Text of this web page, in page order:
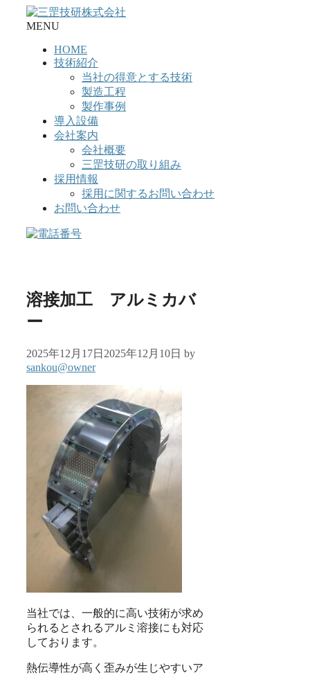
MENU
HOME
技術紹介
当社の得意とする技術
製造工程
製作事例
導入設備
会社案内
会社概要
三罡技研の取り組み
採用情報
採用に関するお問い合わせ
お問い合わせ
溶接加工 アルミカバ
ー
2025年12月17日 2025年12月10日 by
sankou@owner
当社では、一般的に高い技術が求め
られるとされるアルミ溶接にも対応
しております。
熱伝導性が高く歪みが生じやすいア